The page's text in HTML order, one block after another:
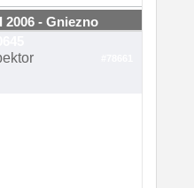
2006 - Gniezno